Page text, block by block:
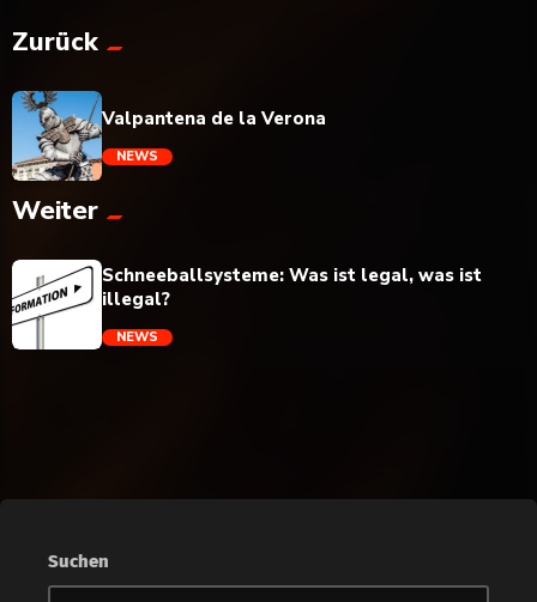
Zurück
trending_flat
Valpantena de la Verona
NEWS
Weiter
Schneeballsysteme: Was ist legal, was ist
illegal?
NEWS
Suchen